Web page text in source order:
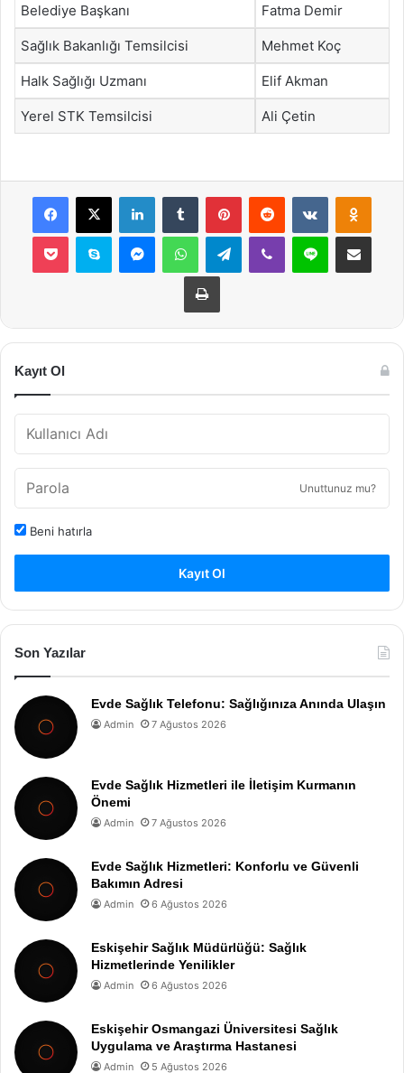
Belediye Başkanı Fatma Demir
Sağlık Bakanlığı Temsilcisi Mehmet Koç
Halk Sağlığı Uzmanı Elif Akman
Yerel STK Temsilcisi Ali Çetin
Facebook
X LinkedInTumblr PinterestReddit VKontakte
Pocket Skype MessengerWhatsAppTelegramViber Line E-Posta ile
Yazdır
Kayıt Ol
Unuttunuz mu?
Beni hatırla
Kayıt Ol
Son Yazılar
Evde Sağlık Telefonu: Sağlığınıza Anında Ulaşın
Admin 7 Ağustos 2026
Evde Sağlık Hizmetleri ile İletişim Kurmanın
Önemi
Admin 7 Ağustos 2026
Evde Sağlık Hizmetleri: Konforlu ve Güvenli
Bakımın Adresi
Admin 6 Ağustos 2026
Eskişehir Sağlık Müdürlüğü: Sağlık
Hizmetlerinde Yenilikler
Admin 6 Ağustos 2026
Eskişehir Osmangazi Üniversitesi Sağlık
Uygulama ve Araştırma Hastanesi
Admin 5 Ağustos 2026